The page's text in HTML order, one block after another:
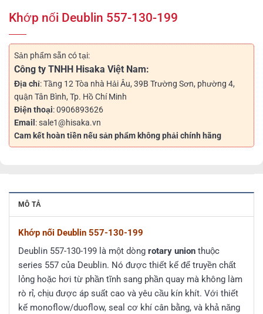
Khớp nối Deublin 557-130-199
Sản phẩm sẵn có tại:
Công ty TNHH Hisaka Việt Nam:
Địa chỉ: Tầng 12 Tòa nhà Hải Âu, 39B Trường Sơn, phường 4,
quận Tân Bình, Tp. Hồ Chí Minh
Điện thoại: 0906893626
Email : sale1@hisaka.vn
Cam kết hoàn tiền nếu sản phẩm không phải chính hãng
MÔ TẢ
Khớp nối Deublin 557-130-199
Deublin 557-130-199 là một dòng rotary union thuộc
series 557 của Deublin. Nó được thiết kế để truyền chất
lỏng hoặc hơi từ phần tĩnh sang phần quay mà không làm
rò rỉ, chịu được áp suất cao và yêu cầu kín khít. Với thiết
kế monoflow/duoflow, seal cơ khí cân bằng, và khả năng